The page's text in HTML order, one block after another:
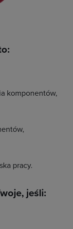
komponentów,
pracy.
jeśli: